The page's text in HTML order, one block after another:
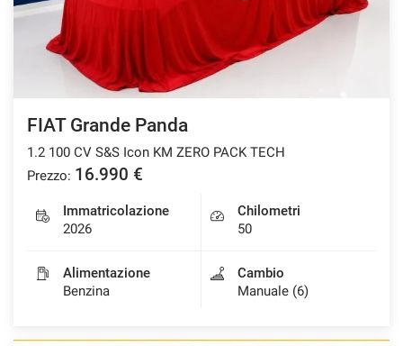
FIAT Grande Panda
1.2 100 CV S&S Icon KM ZERO PACK TECH
Prezzo: 16.990 €
Immatricolazione
2026
Chilometri
50
Alimentazione
Benzina
Cambio
Manuale (6)